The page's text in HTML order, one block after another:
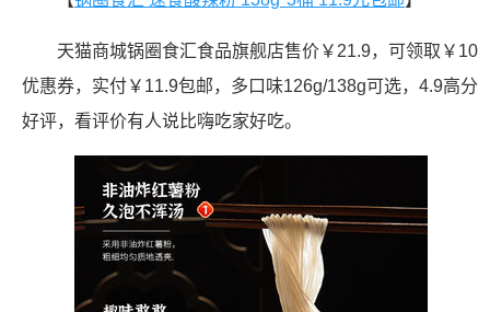
天猫商城锅圈食汇食品旗舰店售价￥21.9，可领取￥10
优惠券，实付￥11.9包邮，多口味126g/138g可选，4.9高分
好评，看评价有人说比嗨吃家好吃。